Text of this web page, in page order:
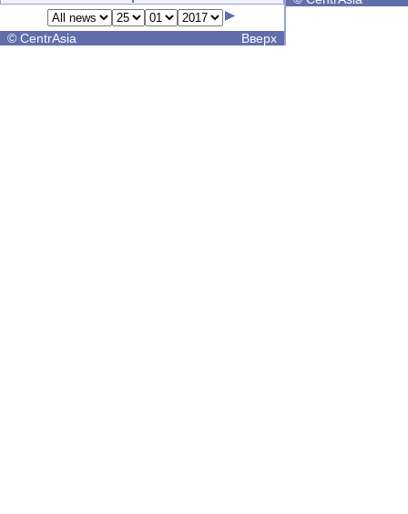
© CentrAsia Вверх